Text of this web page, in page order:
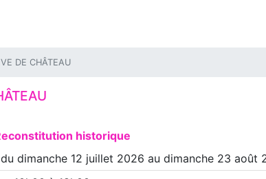
DE CHÂTEAU
historique
dimanche 12 juillet 2026 au dimanche 23 août